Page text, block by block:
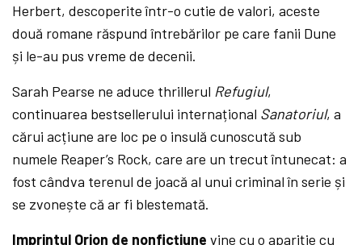
Herbert, descoperite într-o cutie de valori, aceste
două romane răspund întrebărilor pe care fanii Dune
și le-au pus vreme de decenii.
Sarah Pearse ne aduce thrillerul Refugiul,
continuarea bestsellerului internațional Sanatoriul, a
cărui acțiune are loc pe o insulă cunoscută sub
numele Reaper’s Rock, care are un trecut întunecat: a
fost cândva terenul de joacă al unui criminal în serie și
se zvonește că ar fi blestemată.
Imprintul Orion de nonficțiune vine cu o apariție cu